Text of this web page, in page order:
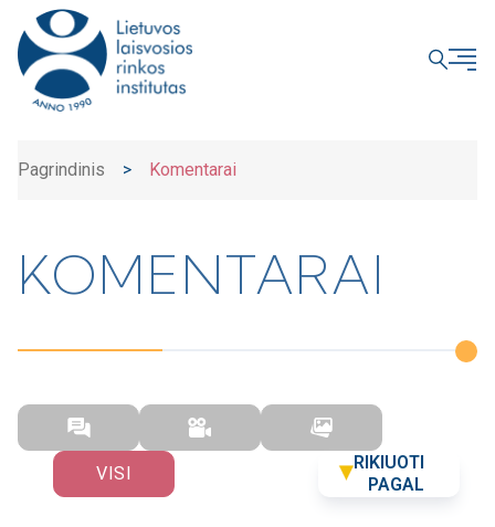
Pagrindinis > Komentarai
KOMENTARAI
VISI
RIKIUOTI
PAGAL
UŽDARYTI